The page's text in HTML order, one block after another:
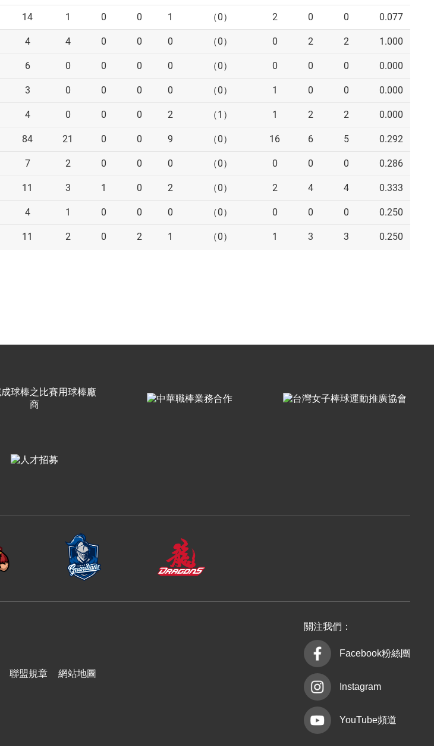
14 1 0 0 1 （0） 2 0 0 0.077
4 4 0 0 0 （0） 0 2 2 1.000
6 0 0 0 0 （0） 0 0 0 0.000
3 0 0 0 0 （0） 1 0 0 0.000
4 0 0 0 2 （1） 1 2 2 0.000
84 21 0 0 9 （0） 16 6 5 0.292
7 2 0 0 0 （0） 0 0 0 0.286
11 3 1 0 2 （0） 2 4 4 0.333
4 1 0 0 0 （0） 0 0 0 0.250
11 2 0 2 1 （0） 1 3 3 0.250
聯盟規章 網站地圖
關注我們：
Facebook粉絲團
Instagram
YouTube頻道